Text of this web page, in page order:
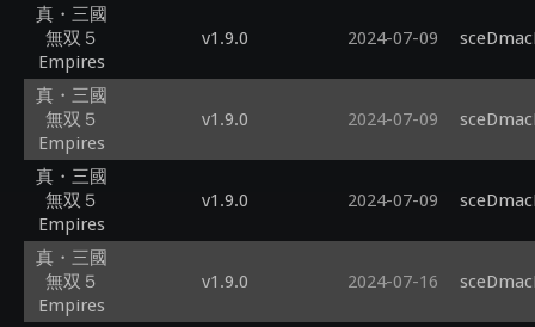
真・三國
無双５
Empires
v1.9.0 2024-07-09
真・三國
無双５
Empires
v1.9.0 2024-07-09
真・三國
無双５
Empires
v1.9.0 2024-07-09
真・三國
無双５
Empires
v1.9.0 2024-07-16